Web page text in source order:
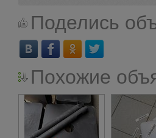
Поделись
Похожие